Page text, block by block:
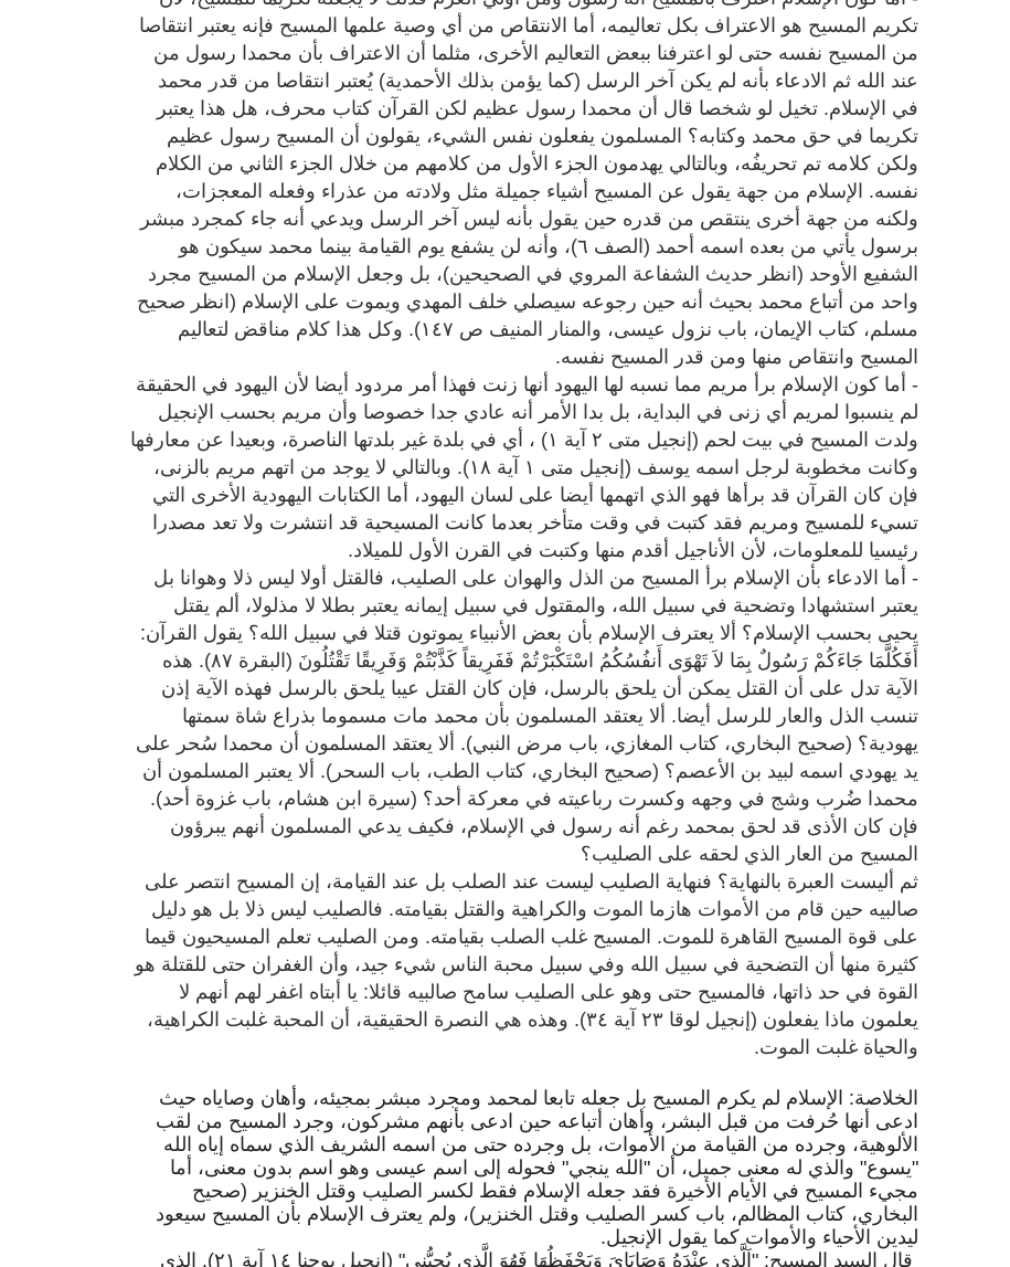
تكريم المسيح هو الاعتراف بكل تعاليمه، أما الانتقاص من أي وصية علمها المسيح فإنه يعتبر انتقاصا
من المسيح نفسه حتى لو اعترفنا ببعض التعاليم الأخرى، مثلما أن الاعتراف بأن محمدا رسول من
عند الله ثم الادعاء بأنه لم يكن آخر الرسل (كما يؤمن بذلك الأحمدية) يُعتبر انتقاصا من قدر محمد
في الإسلام. تخيل لو شخصا قال أن محمدا رسول عظيم لكن القرآن كتاب محرف، هل هذا يعتبر
تكريما في حق محمد وكتابه؟ المسلمون يفعلون نفس الشيء، يقولون أن المسيح رسول عظيم
ولكن كلامه تم تحريفُه، وبالتالي يهدمون الجزء الأول من كلامهم من خلال الجزء الثاني من الكلام
نفسه. الإسلام من جهة يقول عن المسيح أشياء جميلة مثل ولادته من عذراء وفعله المعجزات،
ولكنه من جهة أخرى ينتقص من قدره حين يقول بأنه ليس آخر الرسل ويدعي أنه جاء كمجرد مبشر
برسول يأتي من بعده اسمه أحمد (الصف ٦)، وأنه لن يشفع يوم القيامة بينما محمد سيكون هو
الشفيع الأوحد (انظر حديث الشفاعة المروي في الصحيحين)، بل وجعل الإسلام من المسيح مجرد
واحد من أتباع محمد بحيث أنه حين رجوعه سيصلي خلف المهدي ويموت على الإسلام (انظر صحيح
مسلم، كتاب الإيمان، باب نزول عيسى، والمنار المنيف ص ١٤٧). وكل هذا كلام مناقض لتعاليم
المسيح وانتقاص منها ومن قدر المسيح نفسه.
- أما كون الإسلام برأ مريم مما نسبه لها اليهود أنها زنت فهذا أمر مردود أيضا لأن اليهود في الحقيقة
لم ينسبوا لمريم أي زنى في البداية، بل بدا الأمر أنه عادي جدا خصوصا وأن مريم بحسب الإنجيل
ولدت المسيح في بيت لحم (إنجيل متى ٢ آية ١) ، أي في بلدة غير بلدتها الناصرة، وبعيدا عن معارفها
وكانت مخطوبة لرجل اسمه يوسف (إنجيل متى ١ آية ١٨). وبالتالي لا يوجد من اتهم مريم بالزنى،
فإن كان القرآن قد برأها فهو الذي اتهمها أيضا على لسان اليهود، أما الكتابات اليهودية الأخرى التي
تسيء للمسيح ومريم فقد كتبت في وقت متأخر بعدما كانت المسيحية قد انتشرت ولا تعد مصدرا
رئيسيا للمعلومات، لأن الأناجيل أقدم منها وكتبت في القرن الأول للميلاد.
- أما الادعاء بأن الإسلام برأ المسيح من الذل والهوان على الصليب، فالقتل أولا ليس ذلا وهوانا بل
يعتبر استشهادا وتضحية في سبيل الله، والمقتول في سبيل إيمانه يعتبر بطلا لا مذلولا، ألم يقتل
يحيى بحسب الإسلام؟ ألا يعترف الإسلام بأن بعض الأنبياء يموتون قتلا في سبيل الله؟ يقول القرآن:
أَفَكُلَّمَا جَاءَكُمْ رَسُولٌ بِمَا لاَ تَهْوَى أَنفُسُكُمُ اسْتَكْبَرْتُمْ فَفَرِيقاً كَذَّبْتُمْ وَفَرِيقًا تَقْتُلُونَ (البقرة ٨٧). هذه
الآية تدل على أن القتل يمكن أن يلحق بالرسل، فإن كان القتل عيبا يلحق بالرسل فهذه الآية إذن
تنسب الذل والعار للرسل أيضا. ألا يعتقد المسلمون بأن محمد مات مسموما بذراع شاة سمتها
يهودية؟ (صحيح البخاري، كتاب المغازي، باب مرض النبي). ألا يعتقد المسلمون أن محمدا سُحر على
يد يهودي اسمه لبيد بن الأعصم؟ (صحيح البخاري، كتاب الطب، باب السحر). ألا يعتبر المسلمون أن
محمدا ضُرب وشج في وجهه وكسرت رباعيته في معركة أحد؟ (سيرة ابن هشام، باب غزوة أحد).
فإن كان الأذى قد لحق بمحمد رغم أنه رسول في الإسلام، فكيف يدعي المسلمون أنهم يبرؤون
المسيح من العار الذي لحقه على الصليب؟
ثم أليست العبرة بالنهاية؟ فنهاية الصليب ليست عند الصلب بل عند القيامة، إن المسيح انتصر على
صالبيه حين قام من الأموات هازما الموت والكراهية والقتل بقيامته. فالصليب ليس ذلا بل هو دليل
على قوة المسيح القاهرة للموت. المسيح غلب الصلب بقيامته. ومن الصليب تعلم المسيحيون قيما
كثيرة منها أن التضحية في سبيل الله وفي سبيل محبة الناس شيء جيد، وأن الغفران حتى للقتلة هو
القوة في حد ذاتها، فالمسيح حتى وهو على الصليب سامح صالبيه قائلا: يا أبتاه اغفر لهم أنهم لا
يعلمون ماذا يفعلون (إنجيل لوقا ٢٣ آية ٣٤). وهذه هي النصرة الحقيقية، أن المحبة غلبت الكراهية،
والحياة غلبت الموت.
الخلاصة: الإسلام لم يكرم المسيح بل جعله تابعا لمحمد ومجرد مبشر بمجيئه، وأهان وصاياه حيث
ادعى أنها حُرفت من قبل البشر، وأهان أتباعه حين ادعى بأنهم مشركون، وجرد المسيح من لقب
الألوهية، وجرده من القيامة من الأموات، بل وجرده حتى من اسمه الشريف الذي سماه إياه الله
"يسوع" والذي له معنى جميل، أن "الله ينجي" فحوله إلى اسم عيسى وهو اسم بدون معنى، أما
مجيء المسيح في الأيام الأخيرة فقد جعله الإسلام فقط لكسر الصليب وقتل الخنزير (صحيح
البخاري، كتاب المظالم، باب كسر الصليب وقتل الخنزير)، ولم يعترف الإسلام بأن المسيح سيعود
ليدين الأحياء والأموات كما يقول الإنجيل.
قال السيد المسيح: "اَلَّذِي عِنْدَهُ وَصَايَايَ وَيَحْفَظُهَا فَهُوَ الَّذِي يُحِبُّنِي" (إنجيل يوحنا ١٤ آية ٢١). الذي